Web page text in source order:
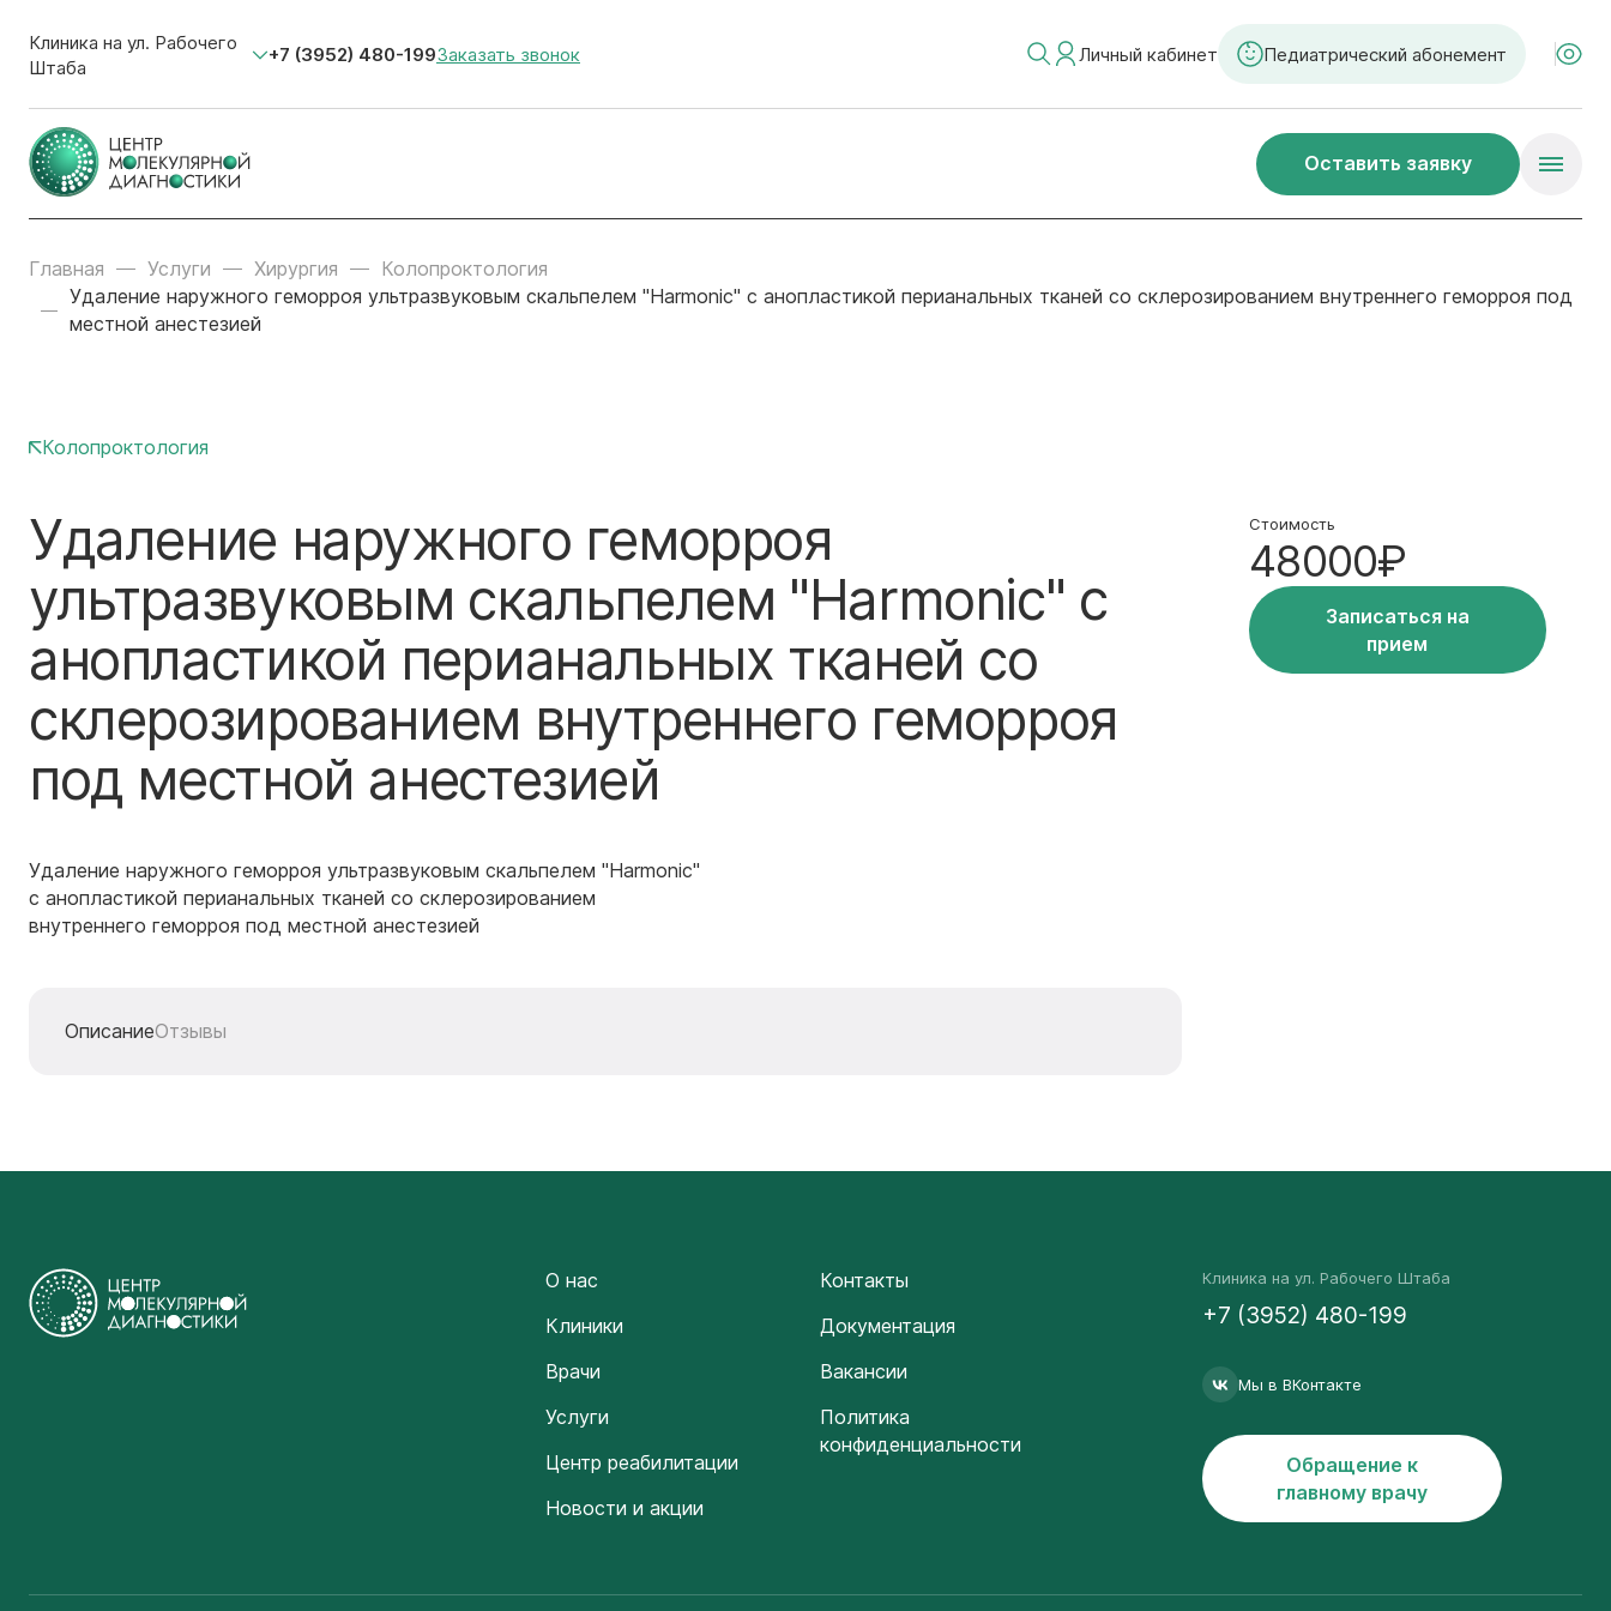
Клиника на ул. Рабочего
Штаба
+7 (3952) 480-199Заказать звонок Личный кабинет Педиатрический абонемент
Оставить заявку
Главная Услуги Хирургия
Колопроктология
Удаление наружного геморроя ультразвуковым скальпелем "Harmonic" с анопластикой перианальных тканей со склерозированием внутреннего геморроя под
местной анестезией
Колопроктология
Удаление наружного геморроя
ультразвуковым скальпелем "Harmonic" с
анопластикой перианальных тканей со
склерозированием внутреннего геморроя
под местной анестезией
Удаление наружного геморроя ультразвуковым скальпелем "Harmonic"
с анопластикой перианальных тканей со склерозированием
внутреннего геморроя под местной анестезией
ОписаниеОтзывы
Стоимость
48000₽
Записаться на
прием
О нас
Клиники
Врачи
Услуги
Центр реабилитации
Новости и акции
Контакты
Документация
Вакансии
Политика
конфиденциальности
Клиника на ул. Рабочего Штаба
+7 (3952) 480-199
Мы в ВКонтакте
Обращение к
главному врачу